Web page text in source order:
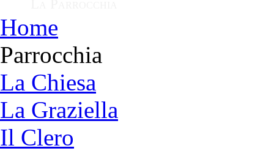
Home
Parrocchia
La Chiesa
La Graziella
Il Clero